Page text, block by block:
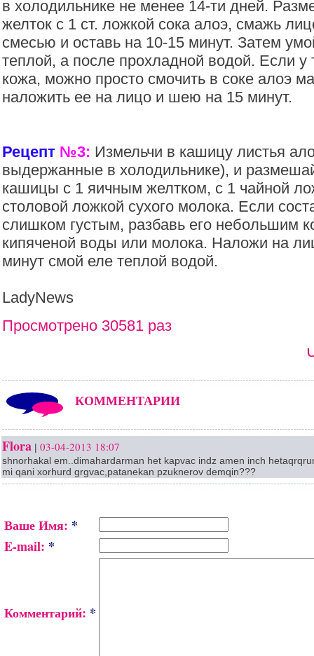
в холодильнике не менее 14-ти дней.
желток с 1 ст. ложкой сока алоэ, смажь
смесью и оставь на 10-15 минут. Затем
теплой, а после прохладной водой. Если
кожа, можно просто смочить в соке алоэ
наложить ее на лицо и шею на 15 минут.
Рецепт №3: Измельчи в кашицу листья
выдержанные в холодильнике), и
кашицы с 1 яичным желтком, с 1 чайной
столовой ложкой сухого молока. Если
слишком густым, разбавь его небольшим
кипяченой воды или молока. Наложи на
минут смой еле теплой водой.
LadyNews
Просмотрено 30581 раз
КОММЕНТАРИИ
Flora | 03-04-2013 18:07
shnorhakal em..dimahardarman het kapvac indz amen inch
mi qani xorhurd grgvac,patanekan pzuknerov demqin???
Ваше Имя: *
E-mail: *
Комментарий: *